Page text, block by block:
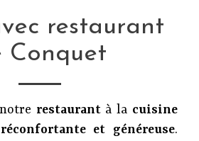
restaurant
Conquet
restaurant à la cuisine
et généreuse.